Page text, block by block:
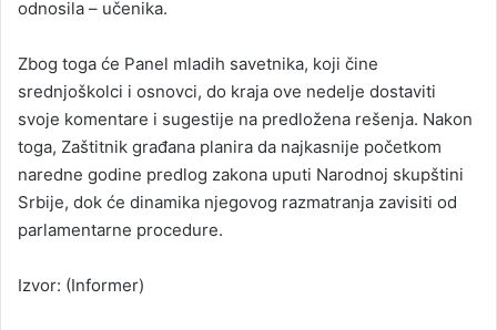
odnosila – učenika.
Zbog toga će Panel mladih savetnika, koji čine
srednjoškolci i osnovci, do kraja ove nedelje dostaviti
svoje komentare i sugestije na predložena rešenja. Nakon
toga, Zaštitnik građana planira da najkasnije početkom
naredne godine predlog zakona uputi Narodnoj skupštini
Srbije, dok će dinamika njegovog razmatranja zavisiti od
parlamentarne procedure.
Izvor: (Informer)